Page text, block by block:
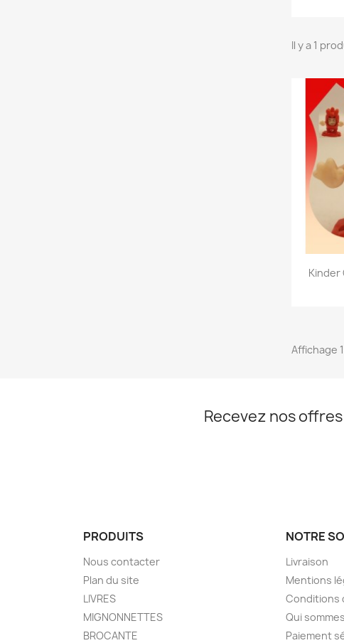
Il y a 1
Kinder
Affichage
Recevez nos
PRODUITS
Nous contacter
Plan du site
LIVRES
MIGNONNETTES
BROCANTE
NOTRE
Livraison
Mentions
Conditions
Qui
Paiement